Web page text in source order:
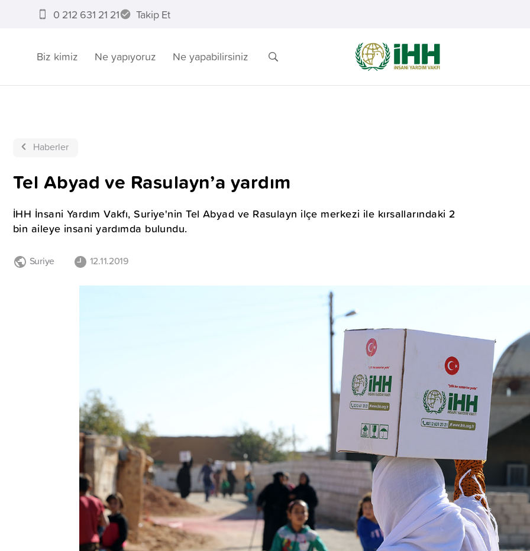
0 212 631 21 21 Takip Et
Biz kimiz Ne yapıyoruz Ne yapabilirsiniz
Haberler
Tel Abyad ve Rasulayn’a yardım
İHH İnsani Yardım Vakfı, Suriye'nin Tel Abyad ve Rasulayn ilçe merkezi ile kırsallarındaki 2
bin aileye insani yardımda bulundu.
Suriye 12.11.2019